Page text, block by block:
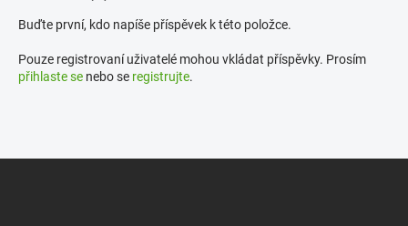
Buďte první, kdo napíše příspěvek k této položce.
Pouze registrovaní uživatelé mohou vkládat příspěvky. Prosím
přihlaste se nebo se registrujte.